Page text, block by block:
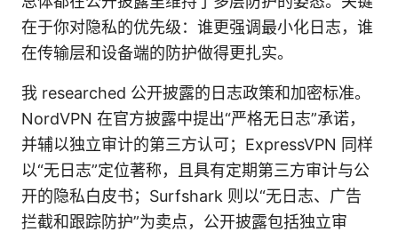
在于你对隐私的优先级：谁更强调最小化日志，谁
在传输层和设备端的防护做得更扎实。
我 researched 公开披露的日志政策和加密标准。
NordVPN 在官方披露中提出“严格无日志”承诺，
并辅以独立审计的第三方认可；ExpressVPN 同样
以“无日志”定位著称，且具有定期第三方审计与公
开的隐私白皮书；Surfshark 则以“无日志、广告
拦截和跟踪防护”为卖点，公开披露包括独立审